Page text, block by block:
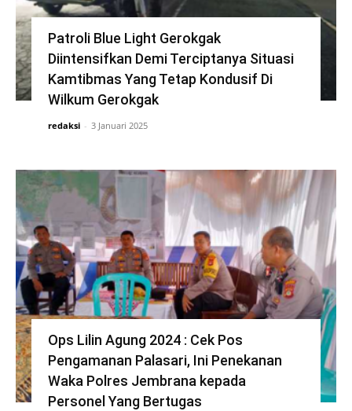
Patroli Blue Light Gerokgak
Diintensifkan Demi Terciptanya Situasi
Kamtibmas Yang Tetap Kondusif Di
Wilkum Gerokgak
redaksi - 3 Januari 2025
Ops Lilin Agung 2024 : Cek Pos
Pengamanan Palasari, Ini Penekanan
Waka Polres Jembrana kepada
Personel Yang Bertugas